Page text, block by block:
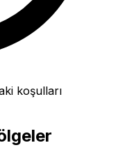
koşulları